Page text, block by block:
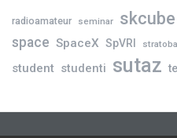
radioamateur seminar skcube
space SpaceX SpVRI
student studenti sutaz